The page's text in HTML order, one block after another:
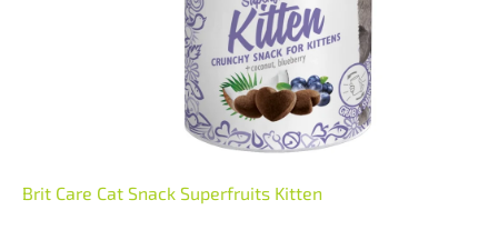
Brit Care Cat Snack Superfruits Kitten